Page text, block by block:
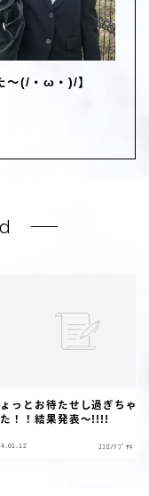
～(/・ω・)/】
っとお待たせし過ぎちゃ
た！！結果発表～!!!!
ｺｺﾛﾉﾂﾌﾞﾔｷ